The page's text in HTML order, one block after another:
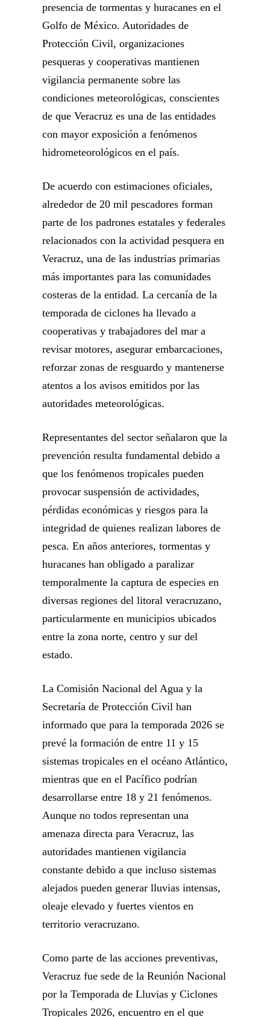
presencia de tormentas y huracanes en el
Golfo de México. Autoridades de
Protección Civil, organizaciones
pesqueras y cooperativas mantienen
vigilancia permanente sobre las
condiciones meteorológicas, conscientes
de que Veracruz es una de las entidades
con mayor exposición a fenómenos
hidrometeorológicos en el país.
De acuerdo con estimaciones oficiales,
alrededor de 20 mil pescadores forman
parte de los padrones estatales y federales
relacionados con la actividad pesquera en
Veracruz, una de las industrias primarias
más importantes para las comunidades
costeras de la entidad. La cercanía de la
temporada de ciclones ha llevado a
cooperativas y trabajadores del mar a
revisar motores, asegurar embarcaciones,
reforzar zonas de resguardo y mantenerse
atentos a los avisos emitidos por las
autoridades meteorológicas.
Representantes del sector señalaron que la
prevención resulta fundamental debido a
que los fenómenos tropicales pueden
provocar suspensión de actividades,
pérdidas económicas y riesgos para la
integridad de quienes realizan labores de
pesca. En años anteriores, tormentas y
huracanes han obligado a paralizar
temporalmente la captura de especies en
diversas regiones del litoral veracruzano,
particularmente en municipios ubicados
entre la zona norte, centro y sur del
estado.
La Comisión Nacional del Agua y la
Secretaría de Protección Civil han
informado que para la temporada 2026 se
prevé la formación de entre 11 y 15
sistemas tropicales en el océano Atlántico,
mientras que en el Pacífico podrían
desarrollarse entre 18 y 21 fenómenos.
Aunque no todos representan una
amenaza directa para Veracruz, las
autoridades mantienen vigilancia
constante debido a que incluso sistemas
alejados pueden generar lluvias intensas,
oleaje elevado y fuertes vientos en
territorio veracruzano.
Como parte de las acciones preventivas,
Veracruz fue sede de la Reunión Nacional
por la Temporada de Lluvias y Ciclones
Tropicales 2026, encuentro en el que